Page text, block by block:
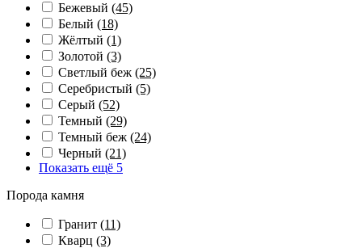
Бежевый (45)
Белый (18)
Жёлтый (1)
Золотой (3)
Светлый беж (25)
Серебристый (5)
Серый (52)
Темный (29)
Темный беж (24)
Черный (21)
Показать ещё 5
Порода камня
Гранит (11)
Кварц (3)